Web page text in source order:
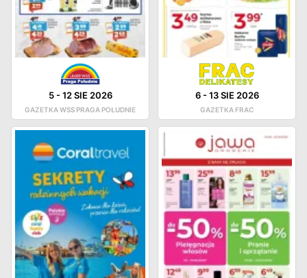
5-12 SIE 2026
GAZETKA WSS PRAGA POŁUDNIE
6-13 SIE 2026
GAZETKA FRAC